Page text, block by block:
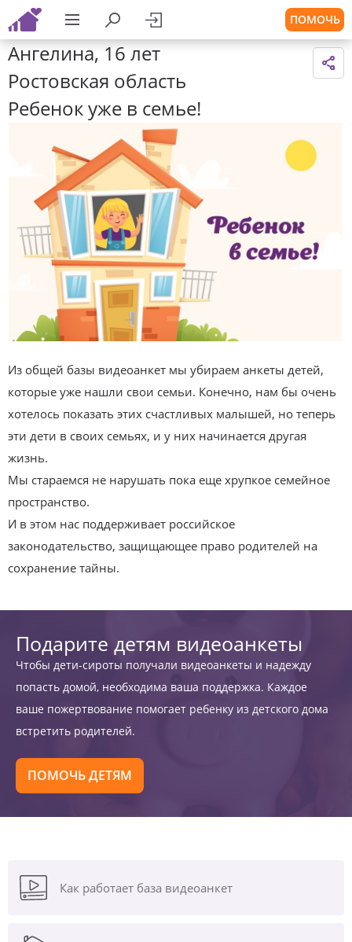
ПОМОЧЬ
Ангелина, 16 лет
Ростовская область
Ребенок уже в семье!
Из общей базы видеоанкет мы убираем анкеты детей,
которые уже нашли свои семьи. Конечно, нам бы очень
хотелось показать этих счастливых малышей, но теперь
эти дети в своих семьях, и у них начинается другая
жизнь.
Мы стараемся не нарушать пока еще хрупкое семейное
пространство.
И в этом нас поддерживает российское
законодательство, защищающее право родителей на
сохранение тайны.
Подарите детям видеоанкеты
Чтобы дети-сироты получали видеоанкеты и надежду
попасть домой, необходима ваша поддержка. Каждое
ваше пожертвование помогает ребенку из детского дома
встретить родителей.
ПОМОЧЬ ДЕТЯМ
Как работает база видеоанкет